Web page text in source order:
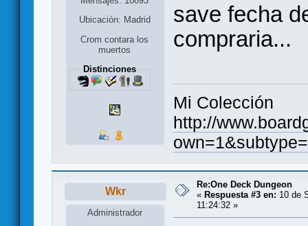
Ubicación: Madrid
Crom contara los
muertos
Distinciones
save fecha
compraria...
Mi Colección
http://
Wkr
Administrador
Re:One Deck Dungeon
« Respuesta #3 en: 10 de
11:24:32 »